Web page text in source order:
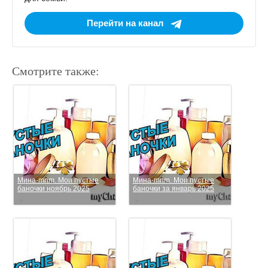
Перейти на канал
Смотрите также:
Мина-mnm. Мои пустые
баночки ноябрь 2025
Мина-mnm. Мои пустые
баночки за январь 2025